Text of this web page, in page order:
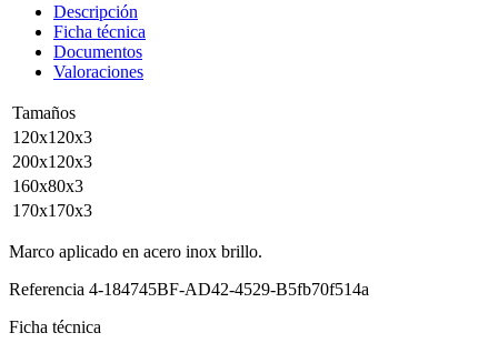
Descripción
Ficha técnica
Documentos
Valoraciones
Tamaños
120x120x3
200x120x3
160x80x3
170x170x3
Marco aplicado en acero inox brillo.
Referencia 4-184745BF-AD42-4529-B5fb70f514a
Ficha técnica